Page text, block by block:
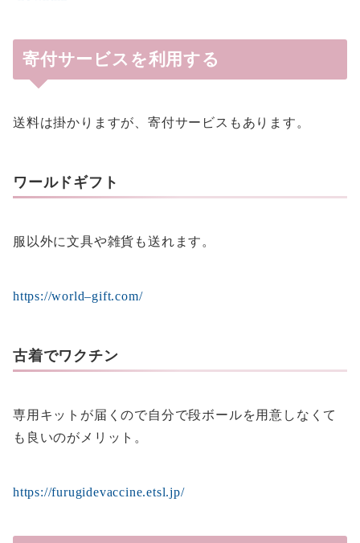
寄付サービスを利用する
送料は掛かりますが、寄付サービスもあります。
ワールドギフト
服以外に文具や雑貨も送れます。
https://world–gift.com/
古着でワクチン
専用キットが届くので自分で段ボールを用意しなくて
も良いのがメリット。
https://furugidevaccine.etsl.jp/